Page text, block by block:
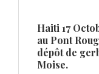
Haiti 17
au Pont
dépôt de
Moise.